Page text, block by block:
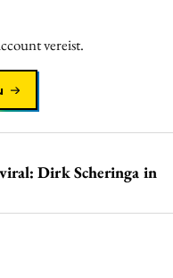
vereist.
Dirk Scheringa in